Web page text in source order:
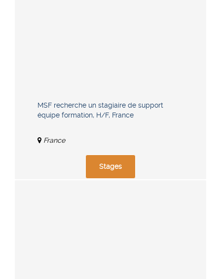
MSF recherche un stagiaire de support
équipe formation, H/F, France
France
Stages